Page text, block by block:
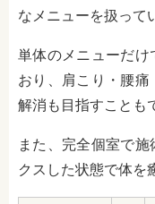
なメニューを扱って
単体のメニューだけ
おり、肩こり・腰
解消も目指すことも
また、完全個室で
クスした状態で体を